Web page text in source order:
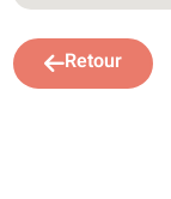
Retour